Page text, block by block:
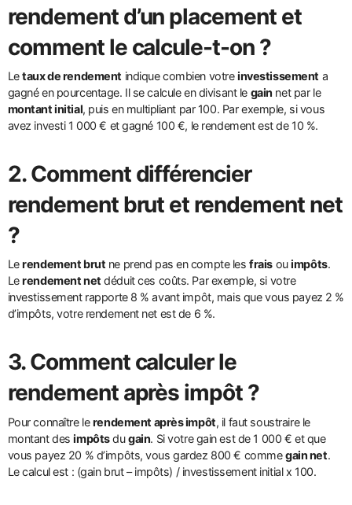
rendementd’un placement et
comment le calcule-t-on ?
Letaux de rendement indique combien votreinvestissement a
gagné en pourcentage. Il se calcule en divisant le gain net par le
montant initial, puis en multipliant par 100. Par exemple, si vous
avez investi 1 000 € et gagné 100 €, le rendement est de 10 %.
2. Comment différencier
rendement brut et rendement net
?
Lerendement brut ne prend pas en compte lesfrais ouimpôts.
Lerendement net déduit ces coûts. Par exemple, si votre
investissement rapporte 8 % avant impôt, mais que vous payez 2 %
d’impôts, votre rendement net est de 6 %.
3. Comment calculer le
rendement après impôt ?
Pour connaître lerendement après impôt, il faut soustraire le
montant desimpôtsdugain. Si votre gain est de 1 000 € et que
vous payez 20 % d’impôts, vous gardez 800 € commegain net.
Le calcul est : (gain brut – impôts) / investissement initial x 100.